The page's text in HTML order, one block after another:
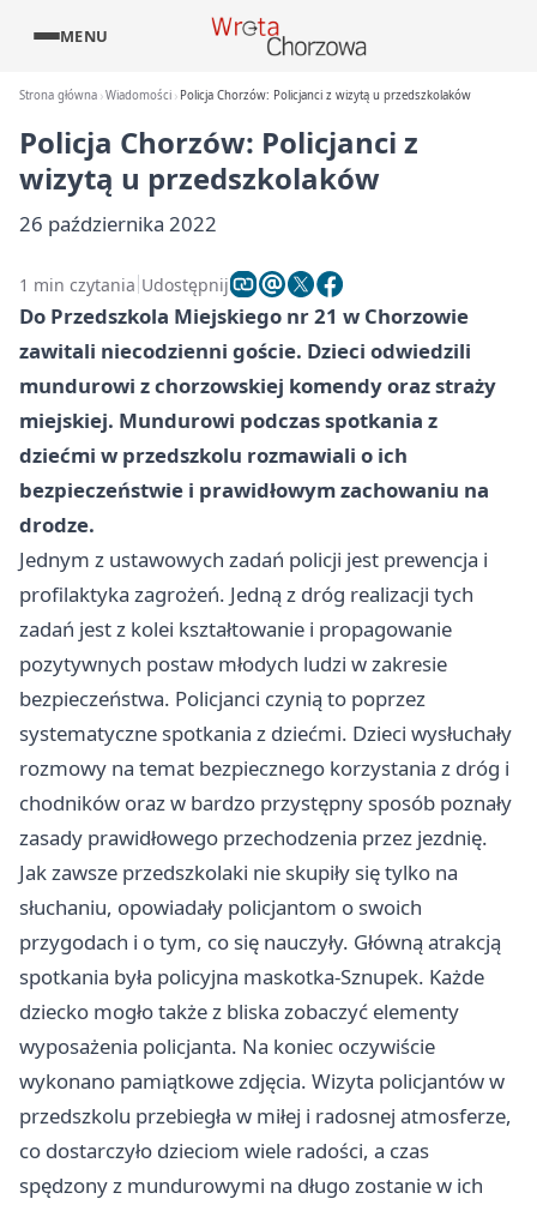
MENU
Strona główna Wiadomości Policja Chorzów: Policjanci z wizytą u przedszkolaków
Policja Chorzów: Policjanci z
wizytą u przedszkolaków
26 października 2022
1 min czytania Udostępnij
Do Przedszkola Miejskiego nr 21 w Chorzowie
zawitali niecodzienni goście. Dzieci odwiedzili
mundurowi z chorzowskiej komendy oraz straży
miejskiej. Mundurowi podczas spotkania z
dziećmi w przedszkolu rozmawiali o ich
bezpieczeństwie i prawidłowym zachowaniu na
drodze.
Jednym z ustawowych zadań policji jest prewencja i
profilaktyka zagrożeń. Jedną z dróg realizacji tych
zadań jest z kolei kształtowanie i propagowanie
pozytywnych postaw młodych ludzi w zakresie
bezpieczeństwa. Policjanci czynią to poprzez
systematyczne spotkania z dziećmi. Dzieci wysłuchały
rozmowy na temat bezpiecznego korzystania z dróg i
chodników oraz w bardzo przystępny sposób poznały
zasady prawidłowego przechodzenia przez jezdnię.
Jak zawsze przedszkolaki nie skupiły się tylko na
słuchaniu, opowiadały policjantom o swoich
przygodach i o tym, co się nauczyły. Główną atrakcją
spotkania była policyjna maskotka-Sznupek. Każde
dziecko mogło także z bliska zobaczyć elementy
wyposażenia policjanta. Na koniec oczywiście
wykonano pamiątkowe zdjęcia. Wizyta policjantów w
przedszkolu przebiegła w miłej i radosnej atmosferze,
co dostarczyło dzieciom wiele radości, a czas
spędzony z mundurowymi na długo zostanie w ich